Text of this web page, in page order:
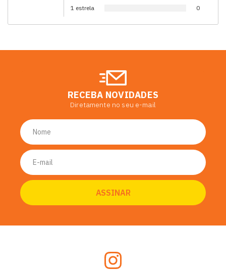
1 estrela
0
RECEBA NOVIDADES
Diretamente no seu e-mail